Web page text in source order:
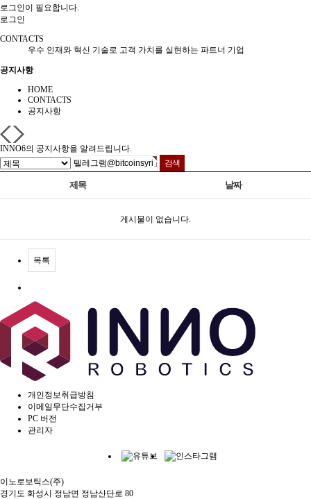
로그인이 필요합니다.
로그인
CONTACTS
우수 인재와 혁신 기술로 고객 가치를 실현하는 파트너 기업
공지사항
HOME
CONTACTS
공지사항
INNO6의 공지사항을 알려드립니다.
제목 날짜
게시물이 없습니다.
목록
개인정보취급방침
이메일무단수집거부
PC 버전
관리자
이노로보틱스(주)
경기도 화성시 정남면 정남산단로 80